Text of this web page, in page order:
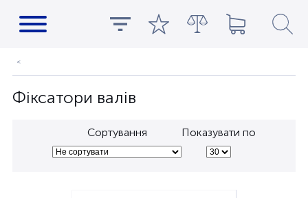
Фіксатори валів
Сортування Показувати по